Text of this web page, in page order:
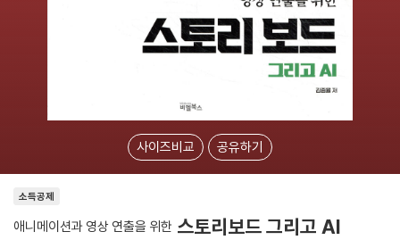
사이즈비교 공유하기
소득공제
애니메이션과 영상 연출을 위한 스토리보드 그리고 AI